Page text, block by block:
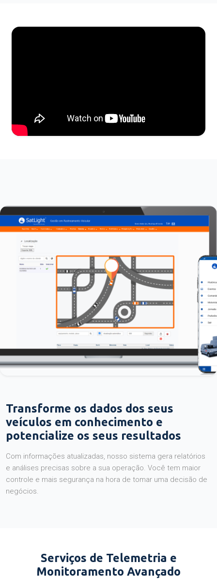
Transforme os dados dos seus
veículos em conhecimento e
potencialize os seus resultados
Com informações atualizadas, nosso sistema gera relatórios
e análises precisas sobre a sua operação. Você tem maior
controle e mais segurança na hora de tomar uma decisão de
negócios.
Serviços de Telemetria e
Monitoramento Avançado